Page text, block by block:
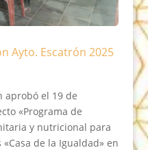
Ayto. Escatrón 2025
aprobó el 19 de
«Programa de
y nutricional para
de la Igualdad» en